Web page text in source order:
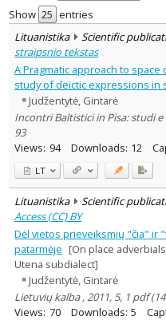
Document Type:
Books & books parts 3
Journal articles 8
Subject area:
Linguistics 11
Literary Studies 1
Text language
Country of publication
Historical periods
Lithuanian place names
Subject
Journal
Show
entries
Lituanistika
Scientific
straipsnio tekstas
A Pragmatic approach to space
study of deictic expressions in
Judžentytė, Gintarė
Incontri Baltistici in Pisa: studi e
93
Views: 94 Downloads: 12
LT
Lituanistika Scientific
Access (CC) BY
Dėl vietos prieveiksmių "čia" ir
patarmėje [On place
Utena subdialect]
Judžentytė, Gintarė
Lietuvių kalba , 2011, 5, 1 pdf
Views: 70 Downloads: 5